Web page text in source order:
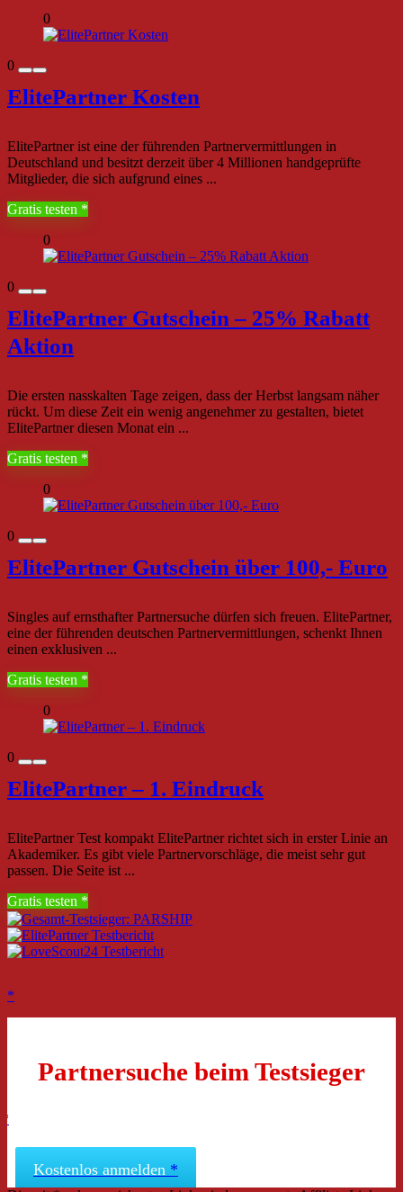
0
0
ElitePartner Kosten
ElitePartner ist eine der führenden Partnervermittlungen in
Deutschland und besitzt derzeit über 4 Millionen handgeprüfte
Mitglieder, die sich aufgrund eines ...
Gratis testen
0
0
ElitePartner Gutschein – 25% Rabatt
Aktion
Die ersten nasskalten Tage zeigen, dass der Herbst langsam näher
rückt. Um diese Zeit ein wenig angenehmer zu gestalten, bietet
ElitePartner diesen Monat ein ...
Gratis testen
0
0
ElitePartner Gutschein über 100,- Euro
Singles auf ernsthafter Partnersuche dürfen sich freuen. ElitePartner,
eine der führenden deutschen Partnervermittlungen, schenkt Ihnen
einen exklusiven ...
Gratis testen
0
0
ElitePartner – 1. Eindruck
ElitePartner Test kompakt ElitePartner richtet sich in erster Linie an
Akademiker. Es gibt viele Partnervorschläge, die meist sehr gut
passen. Die Seite ist ...
Gratis testen
Partnersuche beim Testsieger
Kostenlos anmelden